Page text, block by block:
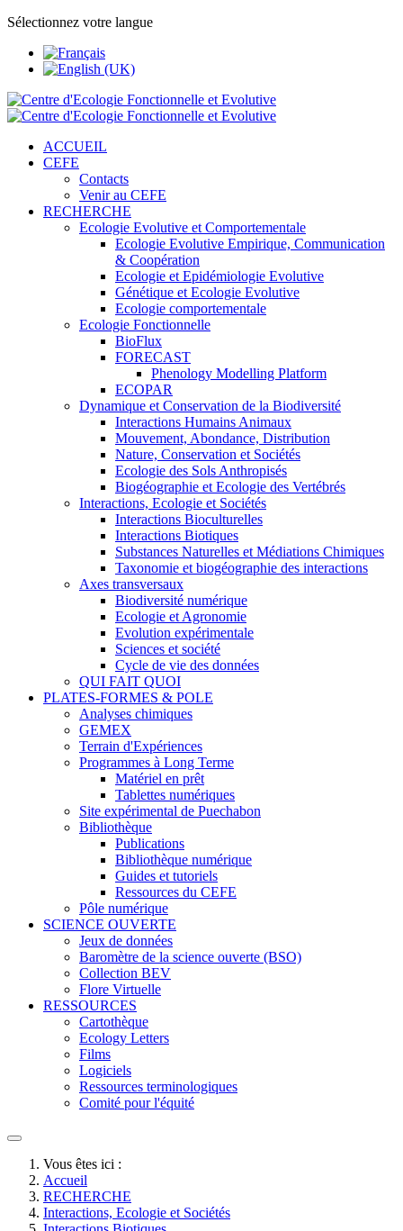
Sélectionnez votre langue
ACCUEIL
CEFE
Contacts
Venir au CEFE
RECHERCHE
Ecologie Evolutive et Comportementale
Ecologie Evolutive Empirique, Communication
& Coopération
Ecologie et Epidémiologie Evolutive
Génétique et Ecologie Evolutive
Ecologie comportementale
Ecologie Fonctionnelle
BioFlux
FORECAST
Phenology Modelling Platform
ECOPAR
Dynamique et Conservation de la Biodiversité
Interactions Humains Animaux
Mouvement, Abondance, Distribution
Nature, Conservation et Sociétés
Ecologie des Sols Anthropisés
Biogéographie et Ecologie des Vertébrés
Interactions, Ecologie et Sociétés
Interactions Bioculturelles
Interactions Biotiques
Substances Naturelles et Médiations Chimiques
Taxonomie et biogéographie des interactions
Axes transversaux
Biodiversité numérique
Ecologie et Agronomie
Evolution expérimentale
Sciences et société
Cycle de vie des données
QUI FAIT QUOI
PLATES-FORMES & POLE
Analyses chimiques
GEMEX
Terrain d'Expériences
Programmes à Long Terme
Matériel en prêt
Tablettes numériques
Site expérimental de Puechabon
Bibliothèque
Publications
Bibliothèque numérique
Guides et tutoriels
Ressources du CEFE
Pôle numérique
SCIENCE OUVERTE
Jeux de données
Baromètre de la science ouverte (BSO)
Collection BEV
Flore Virtuelle
RESSOURCES
Cartothèque
Ecology Letters
Films
Logiciels
Ressources terminologiques
Comité pour l'équité
Vous êtes ici :
Accueil
RECHERCHE
Interactions, Ecologie et Sociétés